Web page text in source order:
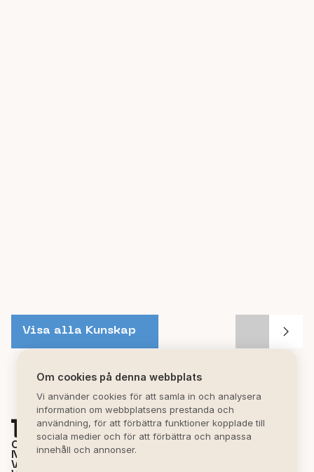
Om cookies på denna webbplats
Vi använder cookies för att samla in och analysera
information om webbplatsens prestanda och
användning, för att förbättra funktioner kopplade till
sociala medier och för att förbättra och anpassa
innehåll och annonser.
Visa alla Kunskap
OM MIRVA
NYHETER
VÅRA KONTOR